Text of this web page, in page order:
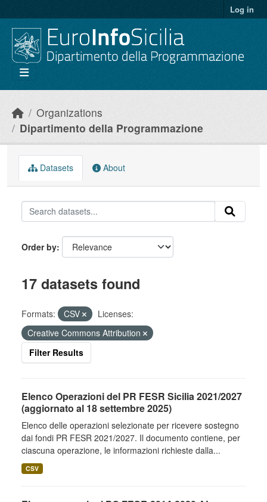
Log in
Organizations
Dipartimento della Programmazione
Datasets About
Order by
17 datasets found
Formats: CSV
Licenses:
Creative Commons Attribution
Filter Results
Elenco Operazioni del PR FESR Sicilia 2021/2027
(aggiornato al 18 settembre 2025)
Elenco delle operazioni selezionate per ricevere sostegno
dai fondi PR FESR 2021/2027. Il documento contiene, per
ciascuna operazione, le informazioni richieste dalla...
CSV